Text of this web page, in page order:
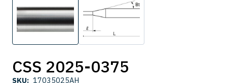
CSS 2025-0375
SKU: 17035025AH